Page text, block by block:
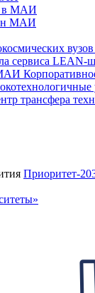
в МАИ
МАИ
сервиса LEAN-
трансфера
Приоритет-